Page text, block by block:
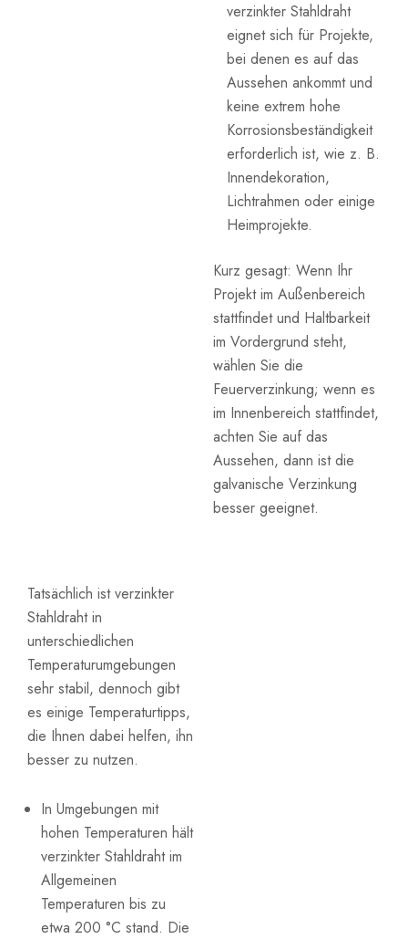
verzinkter Stahldraht
eignet sich für Projekte,
bei denen es auf das
Aussehen ankommt und
keine extrem hohe
Korrosionsbeständigkeit
erforderlich ist, wie z. B.
Innendekoration,
Lichtrahmen oder einige
Heimprojekte.
Kurz gesagt: Wenn Ihr
Projekt im Außenbereich
stattfindet und Haltbarkeit
im Vordergrund steht,
wählen Sie die
Feuerverzinkung; wenn es
im Innenbereich stattfindet,
achten Sie auf das
Aussehen, dann ist die
galvanische Verzinkung
besser geeignet.
Tatsächlich ist verzinkter
Stahldraht in
unterschiedlichen
Temperaturumgebungen
sehr stabil, dennoch gibt
es einige Temperaturtipps,
die Ihnen dabei helfen, ihn
besser zu nutzen.
In Umgebungen mit
hohen Temperaturen hält
verzinkter Stahldraht im
Allgemeinen
Temperaturen bis zu
etwa 200 °C stand. Die